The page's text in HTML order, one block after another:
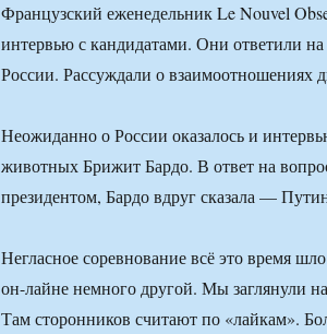
Французский еженедельник Le Nouvel
интервью с кандидатами. Они ответили
России. Рассуждали о взаимоотношениях
Неожиданно о России оказалось и
животных Брижит Бардо. В ответ на
президентом, Бардо вдруг сказала —
Негласное соревнование всё это время
он-лайне немного другой. Мы заглянули
Там сторонников считают по «лайкам».